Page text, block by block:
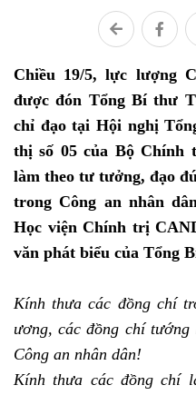
Chiều 19/5, lực lượng
được đón Tổng Bí thư
chỉ đạo tại Hội nghị
thị số 05 của Bộ Chính
làm theo tư tưởng, đạo
trong Công an nhân
Học viện Chính trị
văn phát biểu của Tổng
Kính thưa các đồng chí
ương, các đồng chí
Công an nhân dân!
Kính thưa các đồng chí